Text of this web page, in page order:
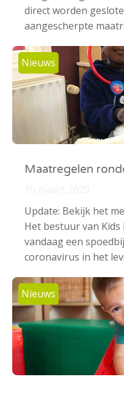
direct worden
aangescherpte
Nieuws
Maatregelen
Update: Bekijk het
Het bestuur van
vandaag een
coronavirus in het
Nieuws